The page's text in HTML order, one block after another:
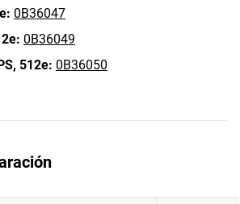
0B36047
0B36049
512e: 0B36050